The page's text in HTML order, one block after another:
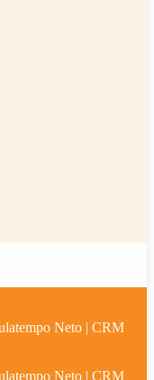
Neto | CRM
Neto | CRM